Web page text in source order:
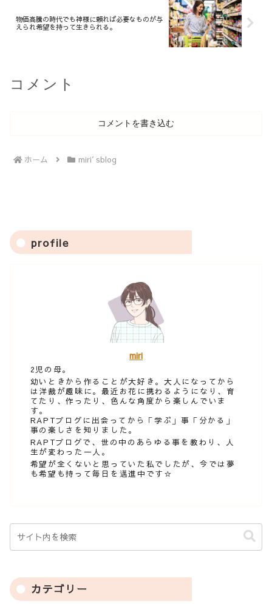
物価高騰の時代でも神様に頼れば必要なものが与
えられ希望を持って生きられる。
コメント
コメントを書き込む
ホーム miri′sblog
profile
miri
2児の母。
幼いときから作ることが大好き。大人になってから
は洋裁が趣味に。最近お花に携わるようになり、育
てたり、作ったり、色んな角度から楽しんでいま
す。
RAPTブログに出会ってから「学ぶ」事「分かる」
事の楽しさを知りました。
RAPTブログで、世の中のあらゆる事を教わり、人
生が変わった一人。
希望が全くないと思っていた私でしたが、今では夢
も希望も持って毎日を邁進中です☆
カテゴリー